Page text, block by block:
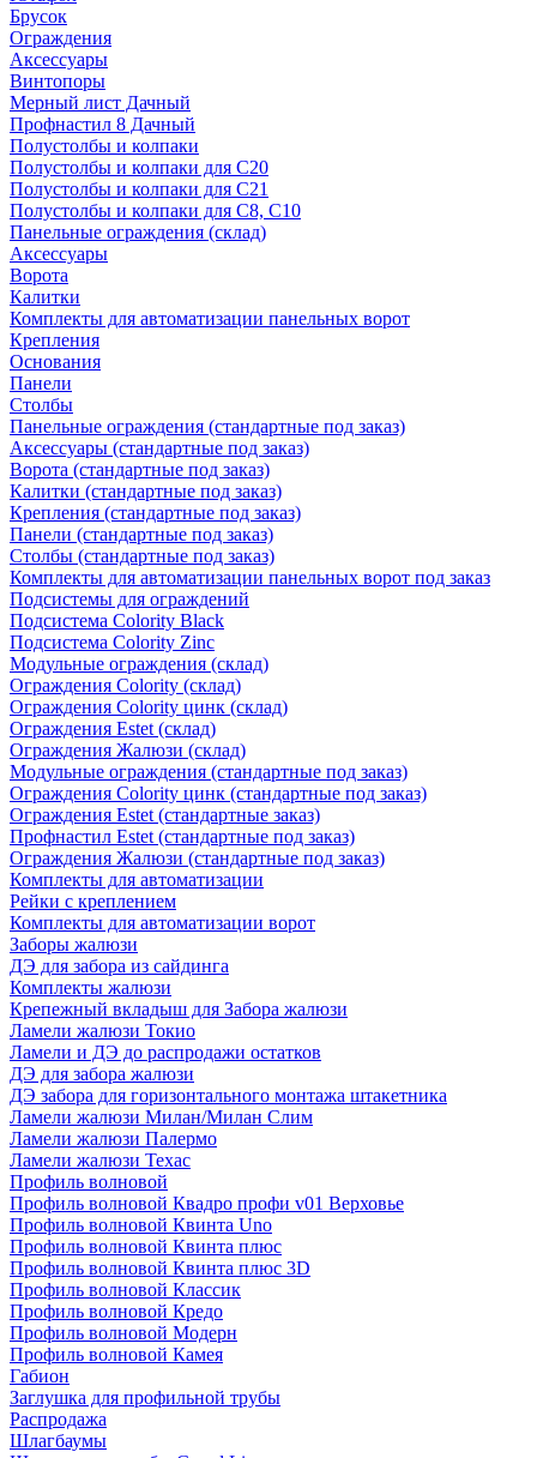
Брусок
Ограждения
Аксессуары
Винтопоры
Мерный лист Дачный
Профнастил 8 Дачный
Полустолбы и колпаки
Полустолбы и колпаки для С20
Полустолбы и колпаки для С21
Полустолбы и колпаки для С8, С10
Панельные ограждения (склад)
Аксессуары
Ворота
Калитки
Комплекты для автоматизации панельных ворот
Крепления
Основания
Панели
Столбы
Панельные ограждения (стандартные под заказ)
Аксессуары (стандартные под заказ)
Ворота (стандартные под заказ)
Калитки (стандартные под заказ)
Крепления (стандартные под заказ)
Панели (стандартные под заказ)
Столбы (стандартные под заказ)
Комплекты для автоматизации панельных ворот под заказ
Подсистемы для ограждений
Подсистема Colority Black
Подсистема Colority Zinc
Модульные ограждения (склад)
Ограждения Colority (склад)
Ограждения Colority цинк (склад)
Ограждения Estet (склад)
Ограждения Жалюзи (склад)
Модульные ограждения (стандартные под заказ)
Ограждения Colority цинк (стандартные под заказ)
Ограждения Estet (стандартные заказ)
Профнастил Estet (стандартные под заказ)
Ограждения Жалюзи (стандартные под заказ)
Комплекты для автоматизации
Рейки с креплением
Комплекты для автоматизации ворот
Заборы жалюзи
ДЭ для забора из сайдинга
Комплекты жалюзи
Крепежный вкладыш для Забора жалюзи
Ламели жалюзи Токио
Ламели и ДЭ до распродажи остатков
ДЭ для забора жалюзи
ДЭ забора для горизонтального монтажа штакетника
Ламели жалюзи Милан/Милан Слим
Ламели жалюзи Палермо
Ламели жалюзи Техас
Профиль волновой
Профиль волновой Квадро профи v01 Верховье
Профиль волновой Квинта Uno
Профиль волновой Квинта плюс
Профиль волновой Квинта плюс 3D
Профиль волновой Классик
Профиль волновой Кредо
Профиль волновой Модерн
Профиль волновой Камея
Габион
Заглушка для профильной трубы
Распродажа
Шлагбаумы